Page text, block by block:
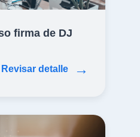
firma de DJ
Revisar detalle →